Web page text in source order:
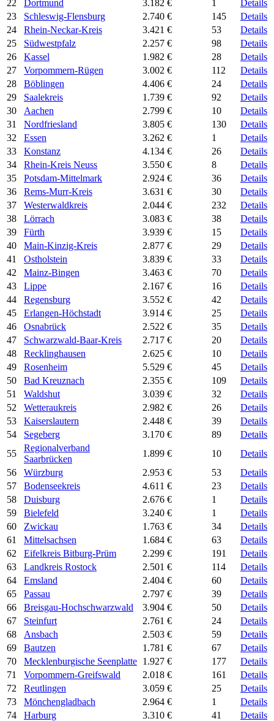
22
Dortmund 3.182 € 1
Details
23
Schleswig-Flensburg 2.740 € 145
Details
24
Rhein-Neckar-Kreis 3.421 € 53
Details
25
Südwestpfalz 2.257 € 98
Details
26
Kassel 1.982 € 28
Details
27
Vorpommern-Rügen 3.002 € 112
Details
28
Böblingen 4.406 € 24
Details
29
Saalekreis 1.739 € 92
Details
30
Aachen 2.799 € 10
Details
31
Nordfriesland 3.805 € 130
Details
32
Essen 3.262 € 1
Details
33
Konstanz 4.134 € 26
Details
34
Rhein-Kreis Neuss 3.550 € 8
Details
35
Potsdam-Mittelmark 2.924 € 36
Details
36
Rems-Murr-Kreis 3.631 € 30
Details
37
Westerwaldkreis 2.044 € 232
Details
38
Lörrach 3.083 € 38
Details
39
Fürth 3.939 € 15
Details
40
Main-Kinzig-Kreis 2.877 € 29
Details
41
Ostholstein 3.839 € 33
Details
42
Mainz-Bingen 3.463 € 70
Details
43
Lippe 2.167 € 16
Details
44
Regensburg 3.552 € 42
Details
45
Erlangen-Höchstadt 3.914 € 25
Details
46
Osnabrück 2.522 € 35
Details
47
Schwarzwald-Baar-Kreis 2.717 € 20
Details
48
Recklinghausen 2.625 € 10
Details
49
Rosenheim 5.529 € 45
Details
50
Bad Kreuznach 2.355 € 109
Details
51
Waldshut 3.039 € 32
Details
52
Wetteraukreis 2.982 € 26
Details
53
Kaiserslautern 2.448 € 39
Details
54
Segeberg 3.170 € 89
Details
55
Regionalverband
Saarbrücken
1.899 € 10
Details
56
Würzburg 2.953 € 53
Details
57
Bodenseekreis 4.611 € 23
Details
58
Duisburg 2.676 € 1
Details
59
Bielefeld 3.240 € 1
Details
60
Zwickau 1.763 € 34
Details
61
Mittelsachsen 1.684 € 63
Details
62
Eifelkreis Bitburg-Prüm 2.299 € 191
Details
63
Landkreis Rostock 2.501 € 114
Details
64
Emsland 2.404 € 60
Details
65
Passau 2.797 € 39
Details
66
Breisgau-Hochschwarzwald 3.904 € 50
Details
67
Steinfurt 2.761 € 24
Details
68
Ansbach 2.503 € 59
Details
69
Bautzen 1.781 € 67
Details
70
Mecklenburgische Seenplatte 1.927 € 177
Details
71
Vorpommern-Greifswald 2.018 € 161
Details
72
Reutlingen 3.059 € 25
Details
73
Mönchengladbach 2.964 € 1
Details
74
Harburg 3.310 € 41 Details